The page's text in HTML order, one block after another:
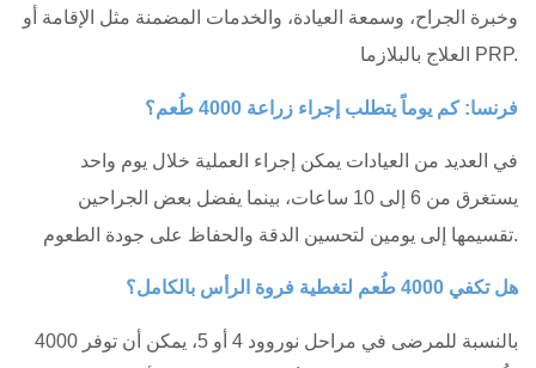
وخبرة الجراح، وسمعة العيادة، والخدمات المضمنة مثل الإقامة أو
العلاج بالبلازما PRP.
فرنسا: كم يوماً يتطلب إجراء زراعة 4000 طُعم؟
في العديد من العيادات يمكن إجراء العملية خلال يوم واحد
يستغرق من 6 إلى 10 ساعات، بينما يفضل بعض الجراحين
تقسيمها إلى يومين لتحسين الدقة والحفاظ على جودة الطعوم.
هل تكفي 4000 طُعم لتغطية فروة الرأس بالكامل؟
بالنسبة للمرضى في مراحل نوروود 4 أو 5، يمكن أن توفر 4000